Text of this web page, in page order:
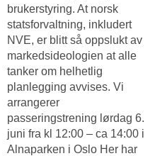
brukerstyring. At norsk
statsforvaltning, inkludert
NVE, er blitt så oppslukt av
markedsideologien at alle
tanker om helhetlig
planlegging avvises. Vi
arrangerer
passeringstrening lørdag 6.
juni fra kl 12:00 – ca 14:00 i
Alnaparken i Oslo Her har